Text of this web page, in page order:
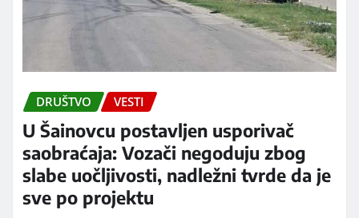
DRUŠTVO VESTI
U Šainovcu postavljen usporivač
saobraćaja: Vozači negoduju zbog
slabe uočljivosti, nadležni tvrde da je
sve po projektu